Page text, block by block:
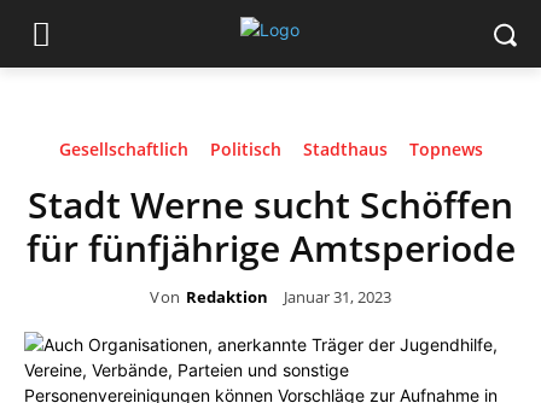
Gesellschaftlich Politisch Stadthaus Topnews
Stadt Werne sucht Schöffen
für fünfjährige Amtsperiode
Von Redaktion Januar 31, 2023